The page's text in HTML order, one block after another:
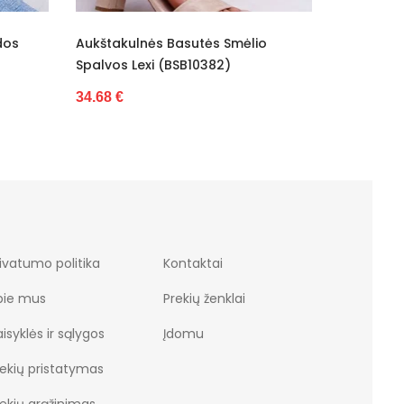
Moteriškos Basutės Su Platforminiu
Padu, Smėlio Spalvos (BSB11174)
42.02 €
politika
mus
ir sąlygos
pristatymas
Kontaktai
Prekių ženklai
Įdomu